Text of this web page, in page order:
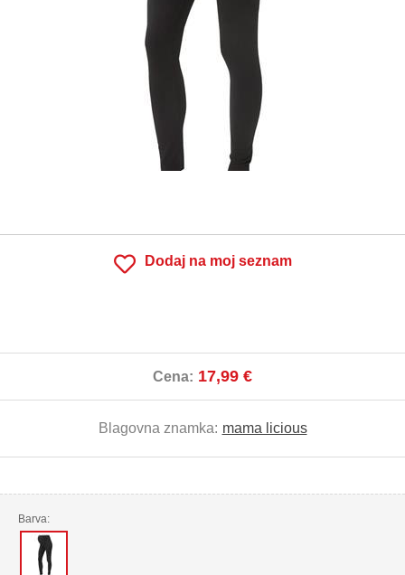
Dodaj na moj seznam
Cena: 17,99 €
Blagovna znamka: mama licious
Barva: